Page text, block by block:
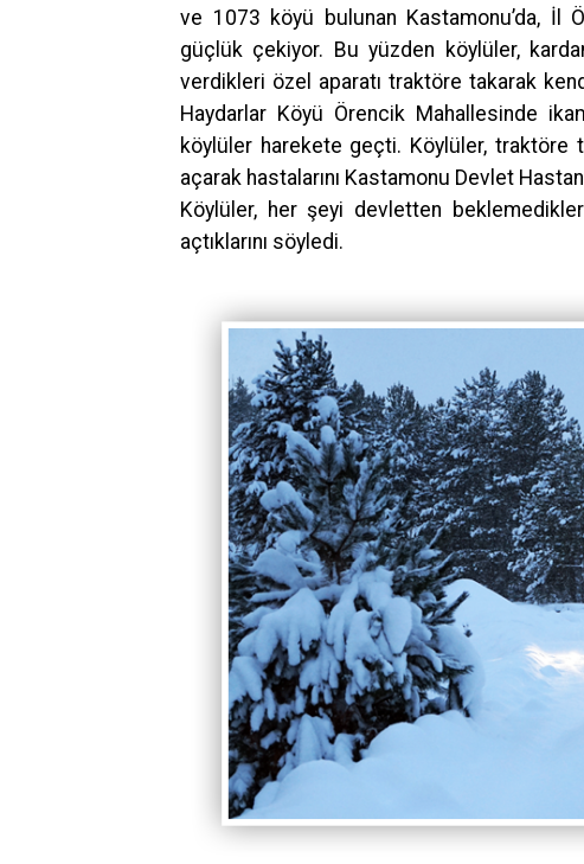
ve 1073 köyü bulunan Kastamonu’da, İl
güçlük çekiyor. Bu yüzden köylüler,
verdikleri özel aparatı traktöre takarak
Haydarlar Köyü Örencik Mahallesinde
köylüler harekete geçti. Köylüler, traktöre
açarak hastalarını Kastamonu Devlet
Köylüler, her şeyi devletten
açtıklarını söyledi.